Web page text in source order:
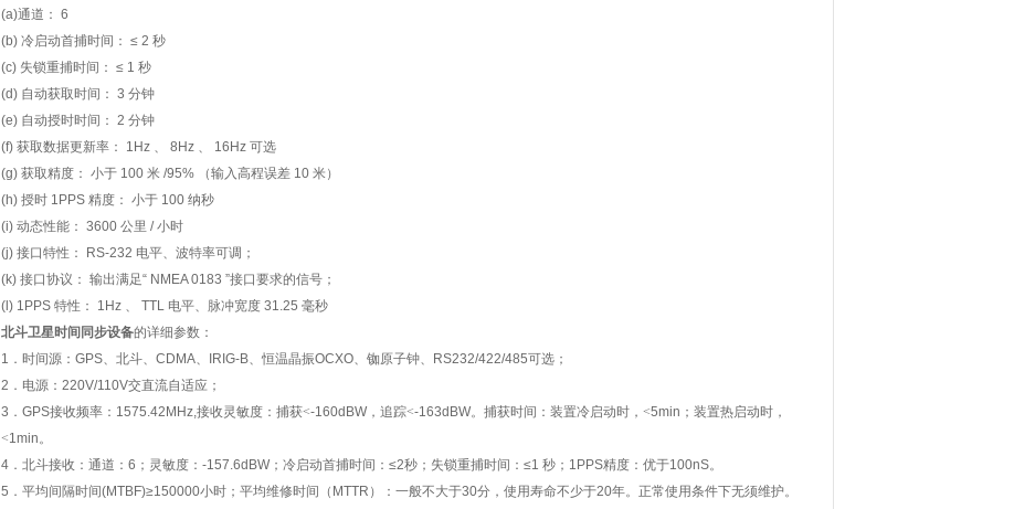
(a)通道： 6
(b) 冷启动首捕时间： ≤ 2 秒
(c) 失锁重捕时间： ≤ 1 秒
(d) 自动获取时间： 3 分钟
(e) 自动授时时间： 2 分钟
(f) 获取数据更新率： 1Hz 、 8Hz 、 16Hz 可选
(g) 获取精度： 小于 100 米 /95% （输入高程误差 10 米）
(h) 授时 1PPS 精度： 小于 100 纳秒
(i) 动态性能： 3600 公里 /小时
(j) 接口特性： RS-232 电平、波特率可调；
(k) 接口协议： 输出满足“ NMEA 0183 ”接口要求的信号；
(l) 1PPS 特性： 1Hz 、 TTL 电平、脉冲宽度 31.25 毫秒
北斗卫星时间同步设备的详细参数：
1 ．时间源： GPS、北斗、 CDMA、 IRIG-B、恒温晶振OCXO、铷原子钟、 RS232/422/485可选；
2 ．电源： 220V/110V交直流自适应；
3 ． GPS接收频率： 1575.42MHz,接收灵敏度：捕获<-160dBW ，追踪<-163dBW。捕获时间：装置冷启动时，<5min ；装置热启动时，
<1min。
4 ．北斗接收：通道： 6 ；灵敏度： -157.6dBW ；冷启动首捕时间： ≤2秒；失锁重捕时间： ≤1 秒； 1PPS精度：优于100nS。
5 ．平均间隔时间(MTBF)≥150000小时；平均维修时间（ MTTR ）：一般不大于30分，使用寿命不少于20年。正常使用条件下无须维护。